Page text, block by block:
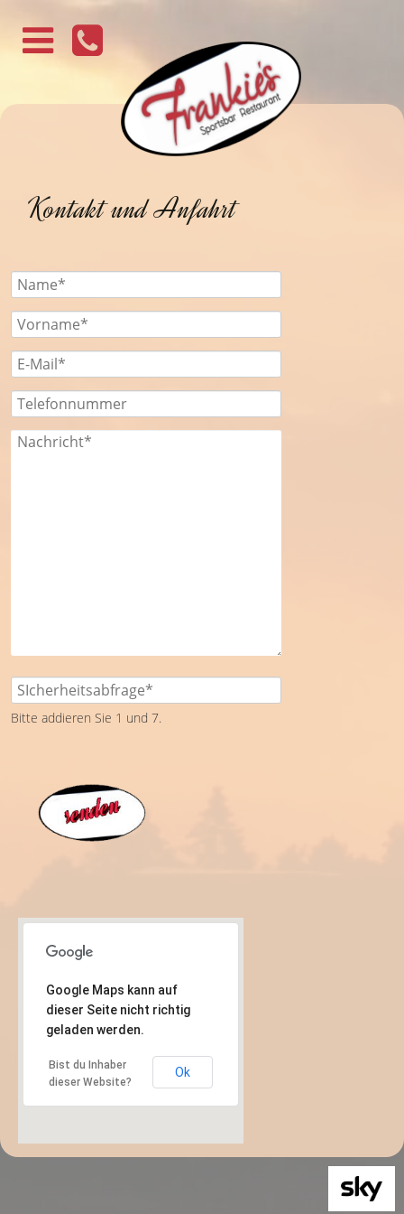
Kontakt und Anfahrt
Bitte addieren Sie 1 und 7.
Google Maps kann auf
dieser Seite nicht richtig
geladen werden.
Bist du Inhaber
dieser Website?
Ok